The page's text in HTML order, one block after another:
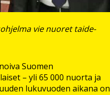
vie nuoret taide-
Suomen
– yli 65 000 nuorta ja
lukuvuoden aikana on